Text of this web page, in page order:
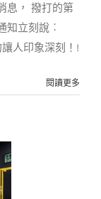
息， 撥打的第
知立刻說︰
人印象深刻！!
閱讀更多